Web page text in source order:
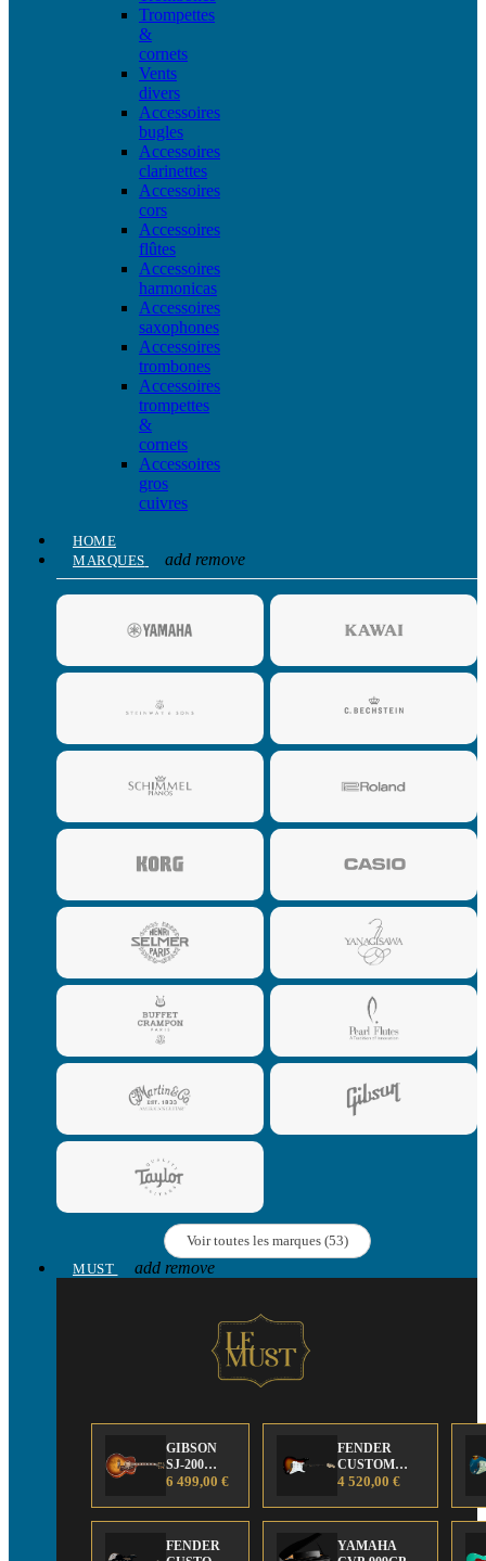
Trompettes
&
cornets
Vents
divers
Accessoires
bugles
Accessoires
clarinettes
Accessoires
cors
Accessoires
flûtes
Accessoires
harmonicas
Accessoires
saxophones
Accessoires
trombones
Accessoires
trompettes
&
cornets
Accessoires
gros
cuivres
HOME
MARQUES
add remove
Voir toutes les marques (53)
MUST
add remove
GIBSON
SJ-200
Anniversary
Edition
6 499,00 €
FENDER
CUSTOM
SHOP Strat 63'
4 520,00 €
FENDER
YAMAHA